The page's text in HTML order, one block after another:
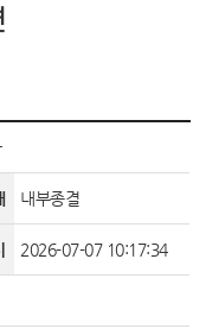
정
내부종결
2026-07-07 10:17:34